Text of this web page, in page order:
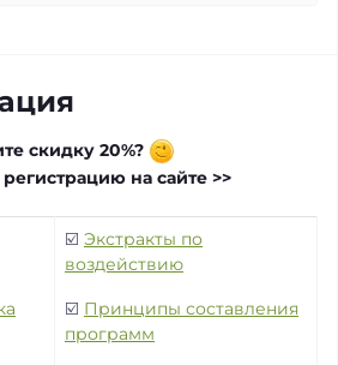
скидку 20%?
на сайте >>
☑️ Экстракты по
воздействию
☑️ Принципы составления
программ